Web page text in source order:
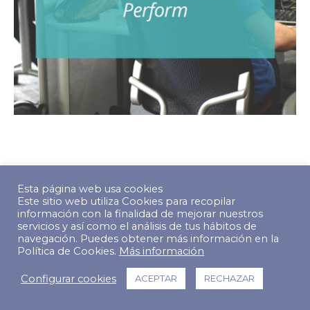
© Copyright 2022 The Predictive Index. Todos los derechos
reservados.
Footer Menu
Esta página web usa cookies
Este sitio web utiliza Cookies para recopilar
información con la finalidad de mejorar nuestros
servicios y así como el análisis de tus hábitos de
navegación. Puedes obtener más información en la
Política de Cookies. Más información
Configurar cookies ACEPTAR RECHAZAR